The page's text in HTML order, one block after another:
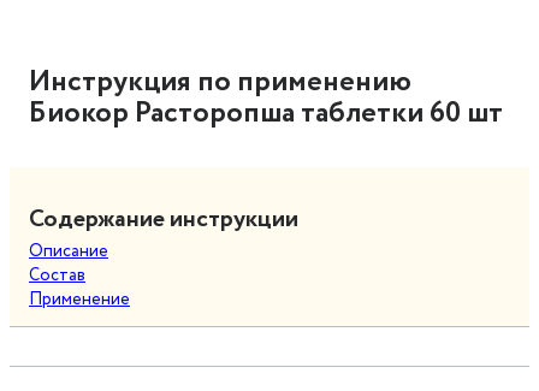
Инструкция по применению
Биокор Расторопша таблетки 60 шт
Содержание инструкции
Описание
Состав
Применение